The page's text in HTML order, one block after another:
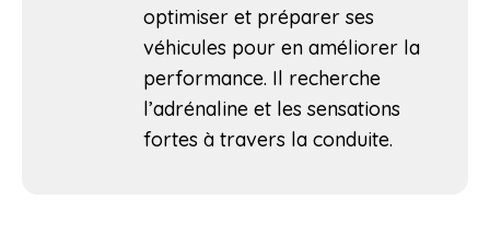
optimiser et préparer ses
véhicules pour en améliorer la
performance. Il recherche
l’adrénaline et les sensations
fortes à travers la conduite.